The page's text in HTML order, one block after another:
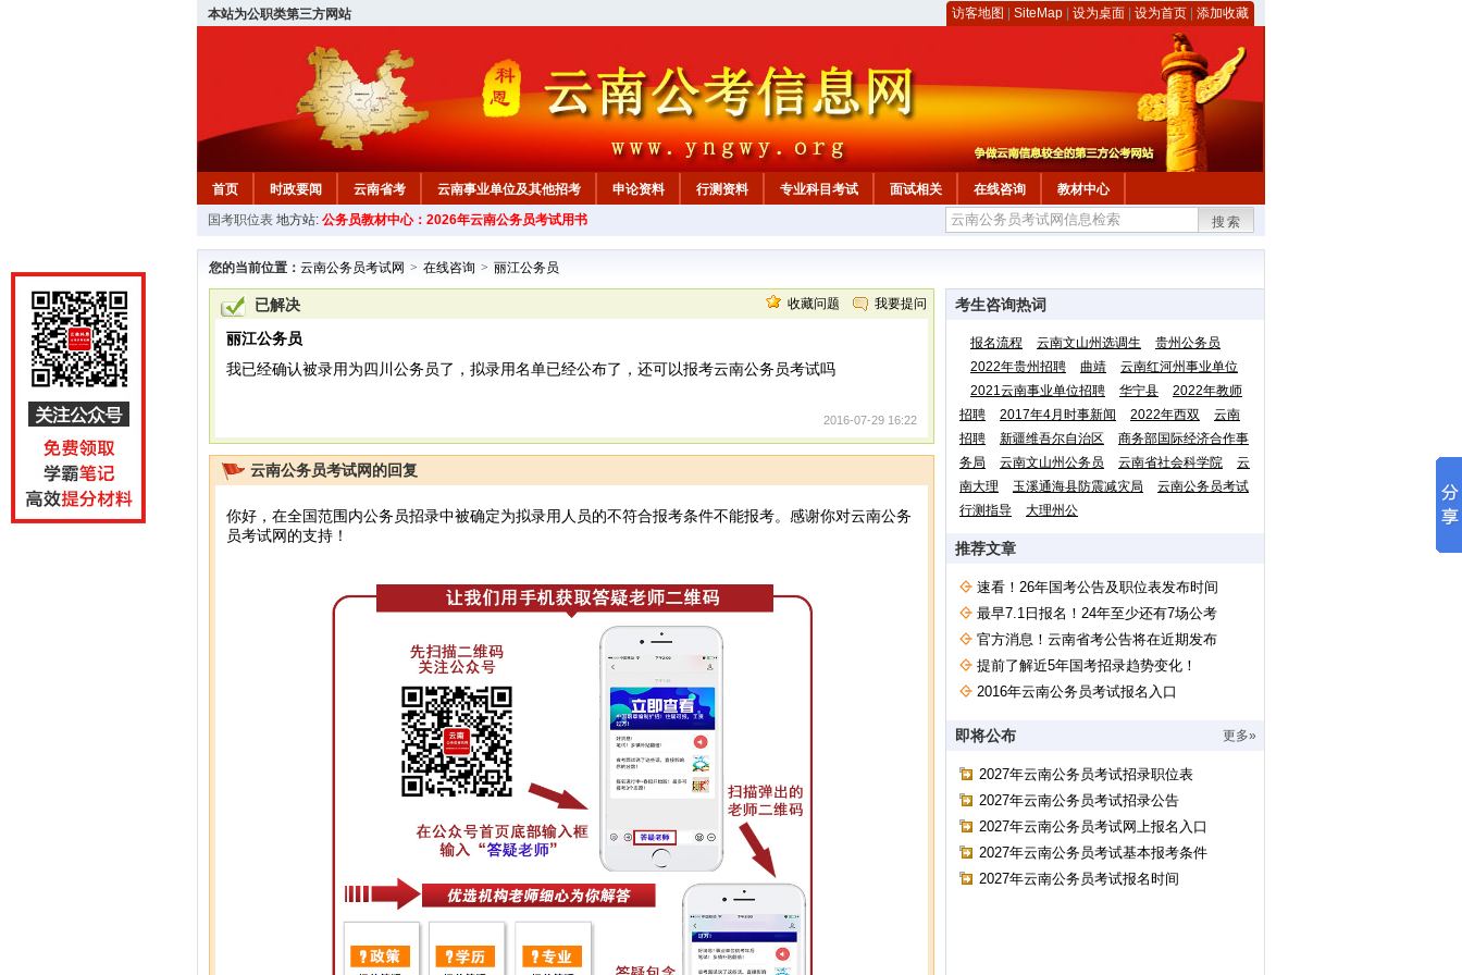
本站为公职类第三方网站 访客地图 SiteMap 设为桌面 设为首页 添加收藏
首页 时政要闻 云南省考 云南事业单位及其他招考 申论资料 行测资料 专业科目考试 面试相关 在线咨询
教材中心
国考职位表 地方站: 公务员教材中心：2026年云南公务员考试用书 搜索
您的当前位置： 云南公务员考试网 > 在线咨询 > 丽江公务员
已解决 收藏问题 我要提问
丽江公务员
我已经确认被录用为四川公务员了，拟录用名单已经公布了，还可以报考云南公务员考试吗
2016-07-29 16:22
云南公务员考试网的回复
你好，在全国范围内公务员招录中被确定为拟录用人员的不符合报考条件不能报考。感谢你对云南公务
员考试网的支持！
考生咨询热词
报名流程 云南文山州选调生
贵州公务员
2022年贵州招聘
曲靖
云南红河州事业单位
2021云南事业单位招聘
华宁县
2022年教师
招聘
2017年4月时事新闻 2022年西双
云南
招聘
新疆维吾尔自治区
商务部国际经济合作事
务局
云南文山州公务员 云南省社会科学院
云
南大理
玉溪通海县防震减灾局
云南公务员考试
行测指导
大理州公
推荐文章
速看！26年国考公告及职位表发布时间
最早7.1日报名！24年至少还有7场公考
官方消息！云南省考公告将在近期发布
提前了解近5年国考招录趋势变化！
2016年云南公务员考试报名入口
即将公布 更多»
2027年云南公务员考试招录职位表
2027年云南公务员考试招录公告
2027年云南公务员考试网上报名入口
2027年云南公务员考试基本报考条件
2027年云南公务员考试报名时间